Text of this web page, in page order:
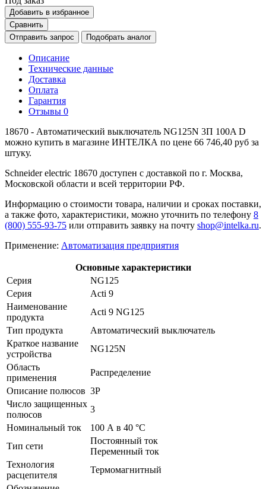
Добавить в избранное
Сравнить
Отправить запрос
Подобрать аналог
Описание
Технические данные
Доставка
Оплата
Гарантия
Отзывы 0
18670 - Автоматический выключатель NG125N 3П 100A D
можно купить в магазине ИНТЕЛКА по цене 66 746,40 руб за
штуку.
Schneider electric 18670 доступен с доставкой по г. Москва,
Московской области и всей территории РФ.
Информацию о стоимости товара, наличии и сроках поставки,
а также фото, характеристики, можно уточнить по телефону 8
(800) 555-93-75 или отправить заявку на почту shop@intelka.ru.
Применение: Автоматизация предприятия
Основные характеристики
Серия
NG125
Серия
Acti 9
Наименование
продукта
Acti 9 NG125
Тип продукта
Автоматический выключатель
Краткое название
устройства
NG125N
Область
применения
Распределение
Описание полюсов 3P
Число защищенных
полюсов
3
Номинальный ток
100 А в 40 °C
Тип сети
Постоянный ток
Переменный ток
Технология
расцепителя
Термомагнитный